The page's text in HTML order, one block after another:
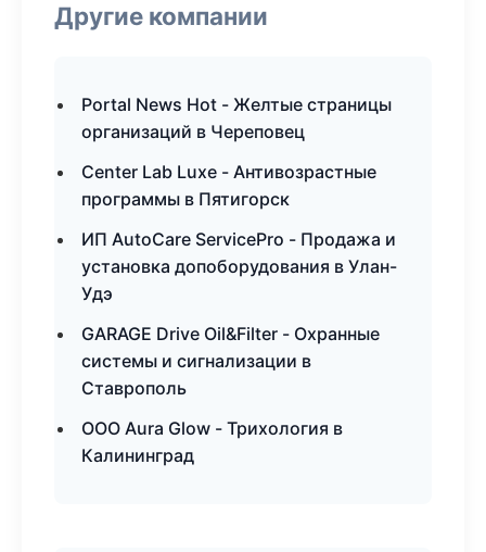
Другие компании
Portal News Hot - Желтые страницы
организаций в Череповец
Center Lab Luxe - Антивозрастные
программы в Пятигорск
ИП AutoCare ServicePro - Продажа и
установка допоборудования в Улан-
Удэ
GARAGE Drive Oil&Filter - Охранные
системы и сигнализации в
Ставрополь
ООО Aura Glow - Трихология в
Калининград